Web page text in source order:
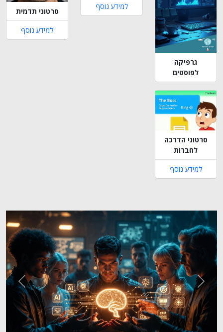
גרפיקה
לפוסטים
למידע נוסף
סרטוני תדמית
למידע נוסף
סרטוני הדרכה
לחברות
למידע נוסף
Previous
Next